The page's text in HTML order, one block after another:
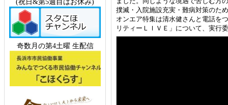
(祝日&第5週目はお休み)
奇数月の第4土曜 生配信
撲滅・入院施設充実・難病対策のた
オンエア特集は清水健さんと電話を
リティーＬＩＶＥ」について、実行